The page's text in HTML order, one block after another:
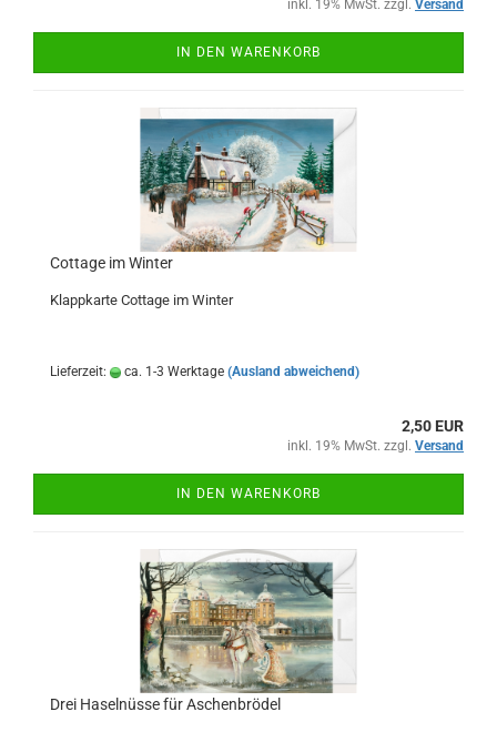
inkl. 19% MwSt. zzgl. Versand
IN DEN WARENKORB
Cottage im Winter
Klappkarte Cottage im Winter
Lieferzeit: ca. 1-3 Werktage (Ausland abweichend)
2,50 EUR
inkl. 19% MwSt. zzgl. Versand
IN DEN WARENKORB
Drei Haselnüsse für Aschenbrödel